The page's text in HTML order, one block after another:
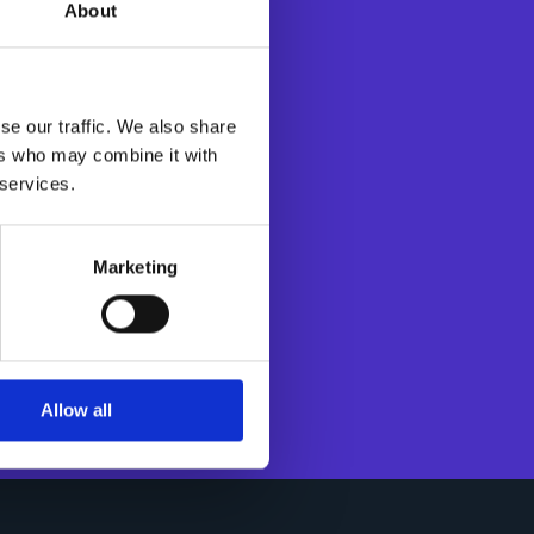
About
our traffic. We also share
who may combine it with
Marketing
Allow all
des flux et
des
et clients),
la DGFiP.
et en Asie-
étendue